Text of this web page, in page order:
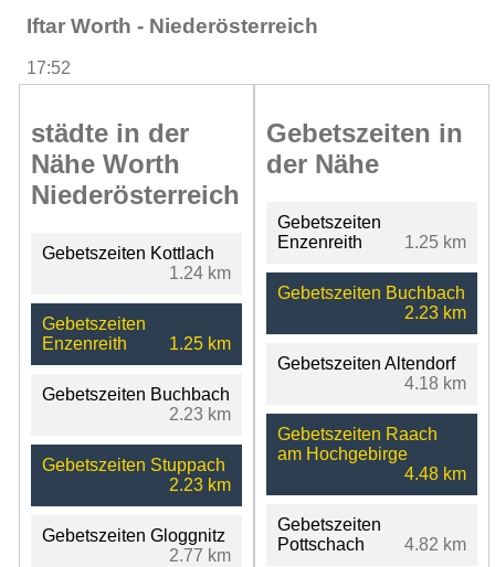
Iftar Worth - Niederösterreich
17:52
städte in der
Nähe Worth
Niederösterreich
Gebetszeiten Kottlach
1.24 km
Gebetszeiten
Enzenreith
1.25 km
Gebetszeiten Buchbach
2.23 km
Gebetszeiten Stuppach
2.23 km
Gebetszeiten Gloggnitz
2.77 km
Gebetszeiten in
der Nähe
Gebetszeiten
Enzenreith
1.25 km
Gebetszeiten Buchbach
2.23 km
Gebetszeiten Altendorf
4.18 km
Gebetszeiten Raach
am Hochgebirge
4.48 km
Gebetszeiten
Pottschach
4.82 km